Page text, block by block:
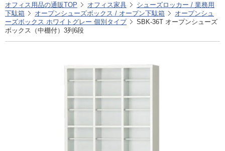
オフィス用品の通販TOP オフィス家具
シューズロッカー / 業務用
下駄箱
オープンシューズボックス / オープン下駄箱
オープンシュ
ーズボックス ホワイトグレー 個別タイプ
SBK-36T オープンシューズ
ボックス（中棚付）3列6段